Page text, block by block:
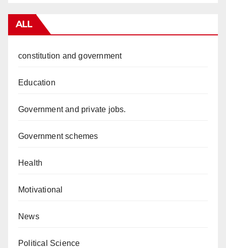
ALL
constitution and government
Education
Government and private jobs.
Government schemes
Health
Motivational
News
Political Science